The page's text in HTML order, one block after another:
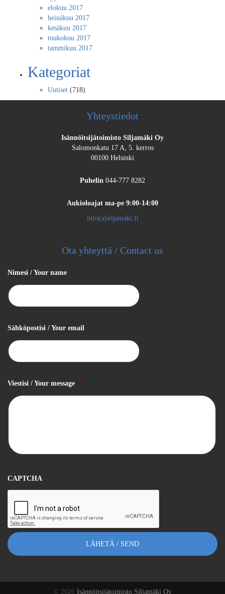
elokuu 2017
heinäkuu 2017
kesäkuu 2017
toukokuu 2017
tammikuu 2017
Kategoriat
Uutiset (718)
Yhteystiedot
Isännöitsijätoimisto Siljamäki Oy
Salomonkatu 17 A, 5. kerros
00100 Helsinki
Puhelin 044-777 8282
Aukioloajat ma-pe 9:00-14:00
info(a)siljamaki.fi
Ota yhteyttä / Contact us
Nimesi / Your name *
Sähköpostisi / Your email *
Viestisi / Your message *
CAPTCHA
© 2026 Isännöitsijätoimisto Siljamäki Oy